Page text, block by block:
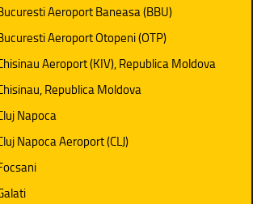
Aeroport Baneasa (BBU)
Aeroport Otopeni (OTP)
Aeroport (KIV), Republica Moldova
Republica Moldova
Napoca
Napoca Aeroport (CLJ)